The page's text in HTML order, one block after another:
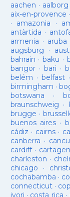
aachen · aalborg
aix-en-provence ·
· amazonia ·
antàrtida ·
armenia · aruba
augsburg ·
bahrain ·baku ·
bangor· bari ·
belém · belfast·
birmingham ·
botswana ·
braunschweig ·
brugge ·
buenos aires·
cádiz · cairns·
canberra ·
cardiff·
charleston ·
chicago ·
cochabamba ·
connecticut·
ivori · costa rica ·